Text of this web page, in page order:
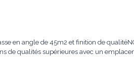
en angle de 45m2 et finition de
de qualités supérieures avec un